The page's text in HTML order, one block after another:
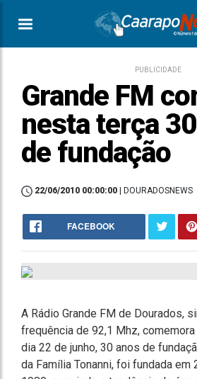
PUBLICIDADE
Grande FM
nesta terça
de fundação
22/06/2010 00:00:00 | DOURADOSNEWS
FACEBOOK
A Rádio Grande FM de Dourados,
frequência de 92,1 Mhz,
dia 22 de junho, 30 anos de
da Família Tonanni, foi fundada em